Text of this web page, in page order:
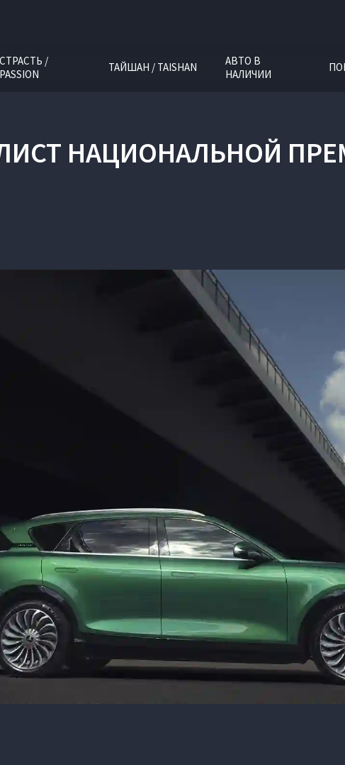
СТРАСТЬ /
PASSION
ТАЙШАН / TAISHAN
АВТО В
НАЛИЧИИ
НАЦИОНАЛЬНОЙ